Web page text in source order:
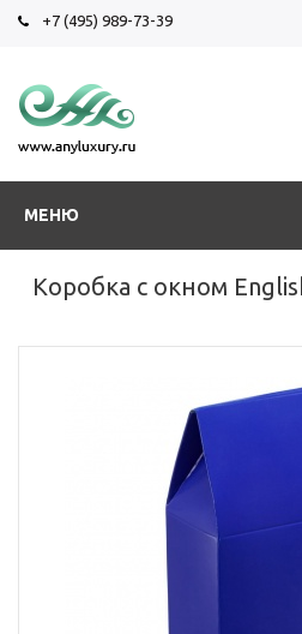
+7 (495) 989-73-39
МЕНЮ
Коробка с окном